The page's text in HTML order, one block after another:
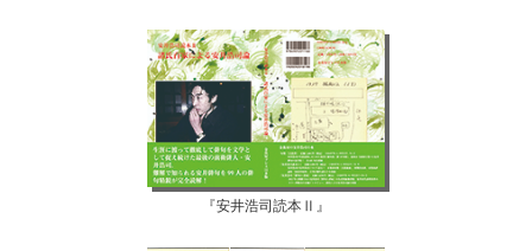
『安井浩司読本Ⅱ』